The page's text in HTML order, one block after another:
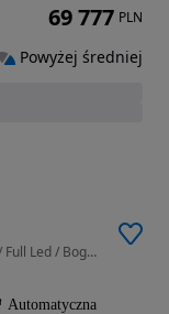
2967 cm3 • 250 KM • 3.0 TDI / EXCLUSIVE / ACC / Full Led / Bogata wersja / ZAMIANA
Automatyczna
69 777 PLN
Powyżej średniej